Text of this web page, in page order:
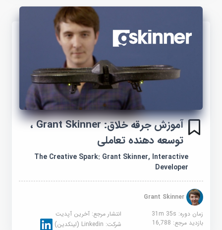
آموزش جرقه خلاق: Grant Skinner ،
توسعه دهنده تعاملی
The Creative Spark: Grant Skinner, Interactive
Developer
Grant Skinner
زمان دوره: 31m 35s
انتشار مرجع:آخرین آپدیت
بازدید مرجع:16,788 شرکت:Linkedin (لینکدین)